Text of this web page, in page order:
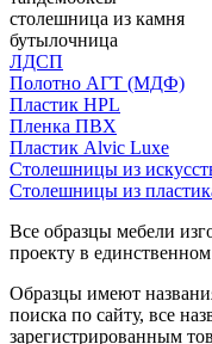
столешница из камня
бутылочница
ЛДСП
Полотно АГТ (МДФ)
Пластик HPL
Пленка ПВХ
Пластик Alvic Luxe
Столешницы из
Столешницы из
Все образцы мебели
проекту в
Образцы имеют
поиска по сайту, все
зарегистрированным